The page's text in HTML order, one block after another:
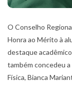
O Conselho
Honra ao Mérito à
destaque
também concedeu a
Física, Bianca